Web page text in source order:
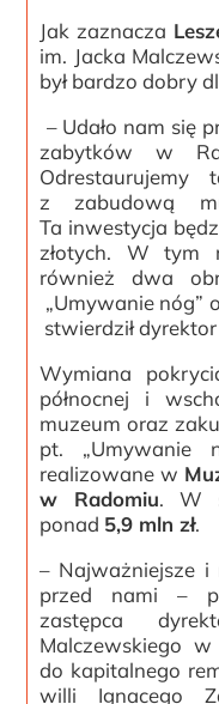
Jak zaznacza
im. Jacka
był bardzo dobry
– Udało nam się
zabytków w
z zabudową
Ta inwestycja
złotych. W tym
również dwa
„Umywanie nóg”
stwierdził
Wymiana
północnej i
muzeum oraz
pt. „Umywanie
realizowane w
w Radomiu. W
ponad 5,9 mln zł.
– Najważniejsze i
przed nami –
zastępca
Malczewskiego
do kapitalnego
willi Ignacego